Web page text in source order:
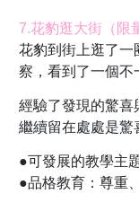
7.花豹逛大街（限
花豹到街上逛了一
察，看到了一個不
經驗了發現的驚喜
繼續留在處處是驚
●可發展的教學主
●品格教育：尊重